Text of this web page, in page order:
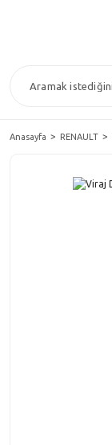
Anasayfa RENAULT